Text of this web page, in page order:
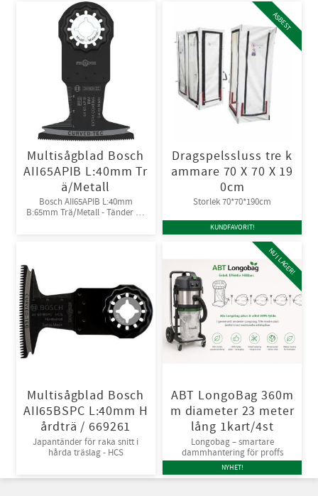
Multisågblad Bosch
AII65APIB L:40mm Tr
ä/Metall
Bosch AII65APIB L:40mm
B:65mm Trä/Metall - Tänder av
Dragspelssluss tre k
ammare 70 X 70 X 19
0cm
Storlek 70*70*190cm
ASBEST
KUNDFAVORIT!
Multisågblad Bosch
AII65BSPC L:40mm H
årdträ / 669261
Japantänder för raka snitt i
hårda träslag - HCS
ABT LongoBag 360m
m diameter 23 meter
lång 1kart/4st
Longobag – smartare
dammhantering för proffs
NU I LAGER!
NYHET!